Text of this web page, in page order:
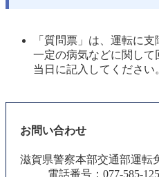
「質問票」は、運転に
一定の病気などに関し
当日に記入してください
お問い合わせ
滋賀県警察本部交通部運転
電話番号：077-585-